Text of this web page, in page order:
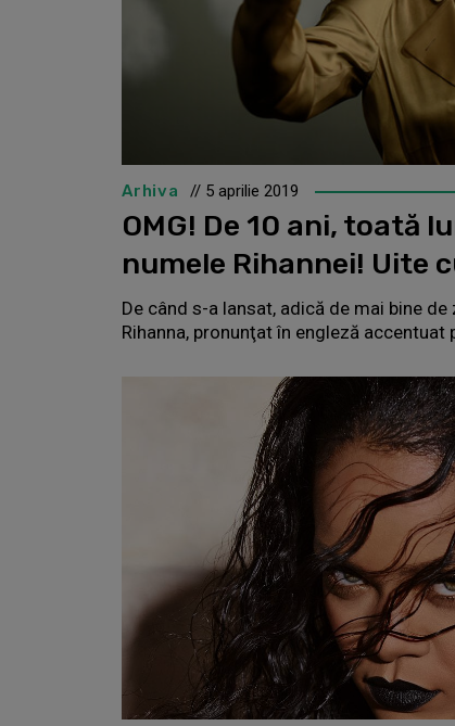
Arhiva // 5 aprilie 2019
OMG! De 10 ani, toată
numele Rihannei! Uite
De când s-a lansat, adică de mai bine
Rihanna, pronunţat în engleză accentuat